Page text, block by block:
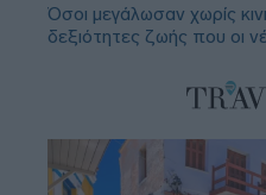
Όσοι μεγάλωσαν χωρίς
δεξιότητες ζωής που οι